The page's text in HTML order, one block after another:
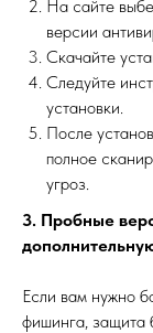
На сайте
версии
Скачайте
Следуйте
установки.
После
полное
угроз.
3. Пробные
Если вам нужно
фишинга, защита